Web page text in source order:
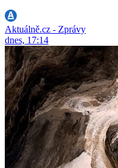
Aktuálně.cz - Zprávy
dnes, 17:14